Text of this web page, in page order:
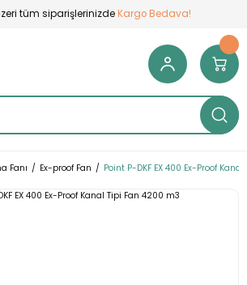
tüm siparişlerinizde Kargo Bedava!
Fanı Ex-proof Fan Point P-DKF EX 400 Ex-Proof